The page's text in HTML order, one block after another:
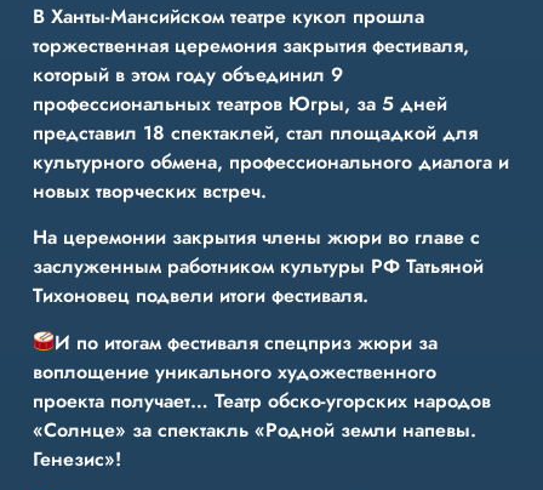
В Ханты-Мансийском театре кукол прошла
торжественная церемония закрытия фестиваля,
который в этом году объединил 9
профессиональных театров Югры, за 5 дней
представил 18 спектаклей, стал площадкой для
культурного обмена, профессионального диалога и
новых творческих встреч.
На церемонии закрытия члены жюри во главе с
заслуженным работником культуры РФ Татьяной
Тихоновец подвели итоги фестиваля.
И по итогам фестиваля спецприз жюри за
воплощение уникального художественного
проекта получает… Театр обско-угорских народов
«Солнце» за спектакль «Родной земли напевы.
Генезис»!